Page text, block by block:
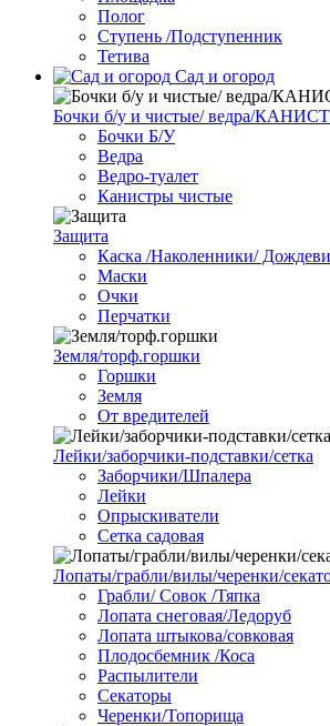
Полог
Ступень /Подступенник
Тетива
Сад и огород
Бочки б/у и чистые/ ведра/
Бочки Б/У
Ведра
Ведро-туалет
Канистры чистые
Защита
Каска /Наколенники/
Маски
Очки
Перчатки
Земля/торф.горшки
Горшки
Земля
От вредителей
Лейки/заборчики-подставки/сетка
Заборчики/Шпалера
Лейки
Опрыскиватели
Сетка садовая
Лопаты/грабли/вилы/черенки/
Грабли/ Совок /Тяпка
Лопата снеговая/Ледоруб
Лопата штыкова/совковая
Плодосбемник /Коса
Распылители
Секаторы
Черенки/Топорища